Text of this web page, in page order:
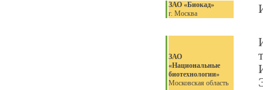
ЗАО «Биокад»
г. Москва
ЗАО
«Национальные
биотехнологии»
Московская область